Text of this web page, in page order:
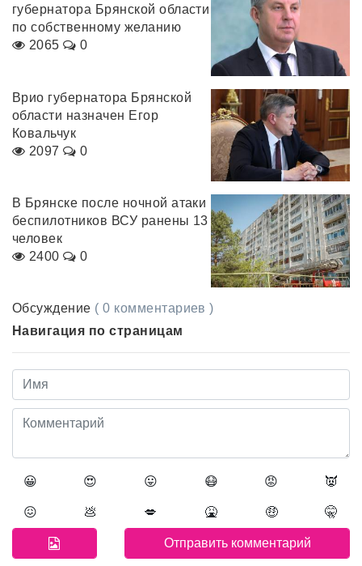
губернатора Брянской области
по собственному желанию
2065
0
Врио губернатора Брянской
области назначен Егор
Ковальчук
2097
0
В Брянске после ночной атаки
беспилотников ВСУ ранены 13
человек
2400
0
Обсуждение ( 0 комментариев )
Навигация по страницам
😀 😍 😛 😷 😡 👿
😖 💩 💋 🤮 🤑 🤫